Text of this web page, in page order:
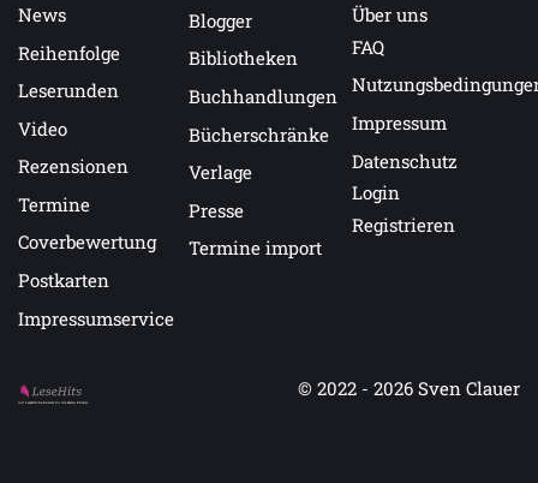
News
Reihenfolge
Leserunden
Video
Rezensionen
Termine
Coverbewertung
Postkarten
Impressumservice
Blogger
Bibliotheken
Buchhandlungen
Bücherschränke
Verlage
Presse
Termine import
Über uns
FAQ
Impressum
Datenschutz
Login
Registrieren
Auf LeseHits.de findest Du die besten Bücher.
© 2022 - 2026 Sven Clauer